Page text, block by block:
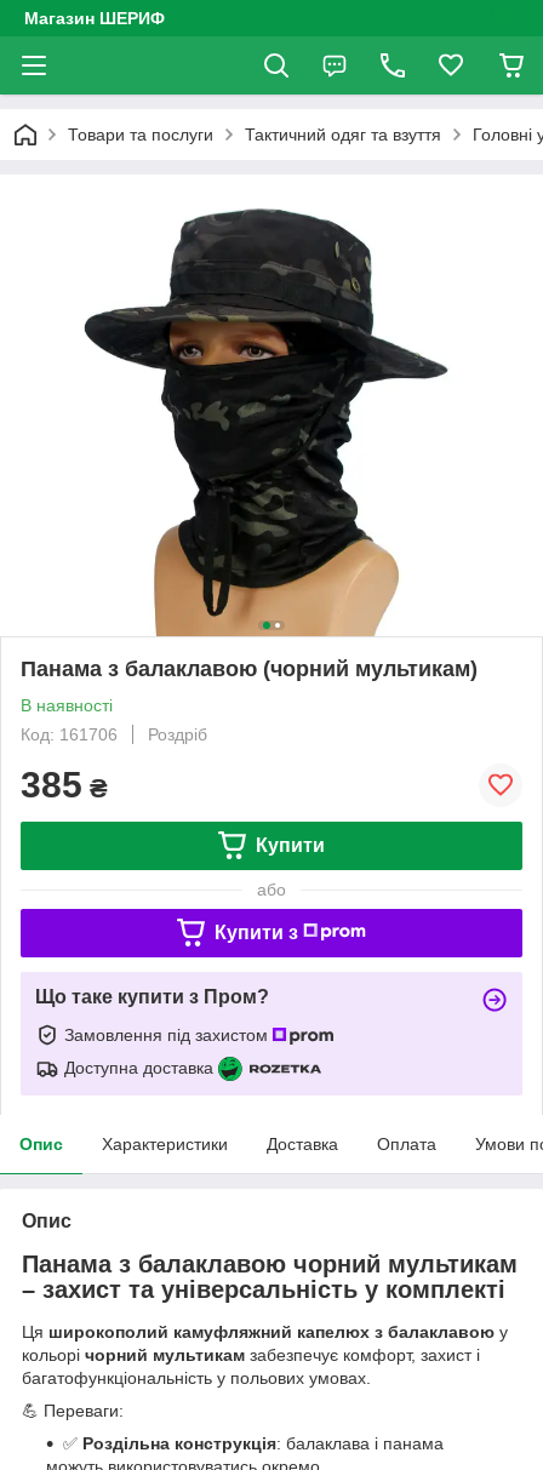
Магазин ШЕРИФ
Товари та послуги Тактичний одяг та взуття Головні
Панама з балаклавою (чорний мультикам)
В наявності
Код: 161706
Роздріб
385 ₴
Купити
або
Купити з
Що таке купити з Пром?
Замовлення під захистом
Доступна доставка
Опис Характеристики Доставка Оплата Умови
Опис
Панама з балаклавою чорний мультикам
– захист та універсальність у комплекті
Ця широкополий камуфляжний капелюх з балаклавою у
кольорі чорний мультикам забезпечує комфорт, захист і
багатофункціональність у польових умовах.
💪 Переваги:
✅ Роздільна конструкція: балаклава і панама